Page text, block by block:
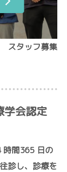
スタッフ募集
学会認定
時間365 日の
診し、診療を